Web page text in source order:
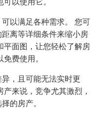
以使用它。
以满足各种需求。 您可
离等详细条件来缩小房
平面图，让您轻松了解房
费使用。
，且可能无法实时更
来说，竞争尤其激烈，
的房产。